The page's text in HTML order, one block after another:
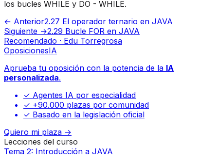
los bucles WHILE y DO - WHILE.
← Anterior2.27 El operador ternario en JAVA
Siguiente →2.29 Bucle FOR en JAVA
Recomendado · Edu Torregrosa
OposicionesIA
Aprueba tu oposición con la potencia de la IA
personalizada.
✓ Agentes IA por especialidad
✓ +90.000 plazas por comunidad
✓ Basado en la legislación oficial
Quiero mi plaza →
Lecciones del curso
Tema 2: Introducción a JAVA